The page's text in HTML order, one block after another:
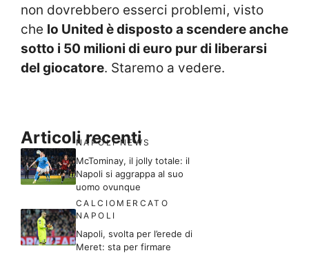
non dovrebbero esserci problemi, visto
che lo United è disposto a scendere anche
sotto i 50 milioni di euro pur di liberarsi
del giocatore. Staremo a vedere.
Articoli recenti
NAPOLI NEWS
McTominay, il jolly totale: il
Napoli si aggrappa al suo
uomo ovunque
CALCIOMERCATO
NAPOLI
Napoli, svolta per l’erede di
Meret: sta per firmare